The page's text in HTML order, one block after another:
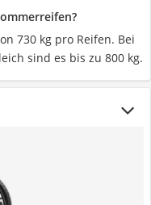
730 kg pro Reifen. Bei
sind es bis zu 800 kg.